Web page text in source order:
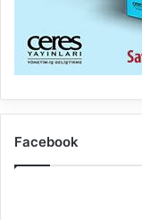
Facebook